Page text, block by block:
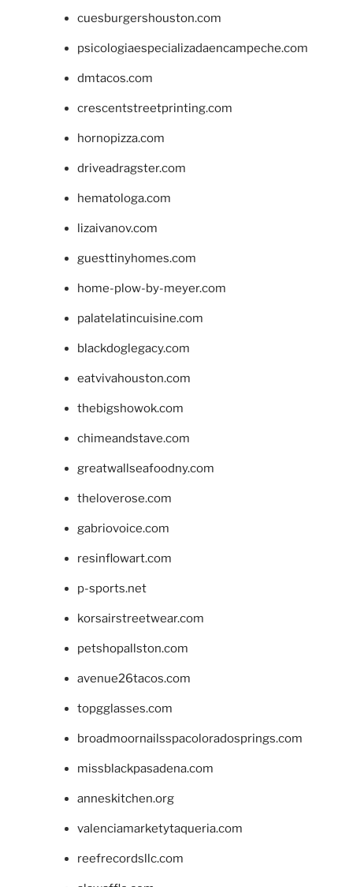
cuesburgershouston.com
psicologiaespecializadaencampeche.com
dmtacos.com
crescentstreetprinting.com
hornopizza.com
driveadragster.com
hematologa.com
lizaivanov.com
guesttinyhomes.com
home-plow-by-meyer.com
palatelatincuisine.com
blackdoglegacy.com
eatvivahouston.com
thebigshowok.com
chimeandstave.com
greatwallseafoodny.com
theloverose.com
gabriovoice.com
resinflowart.com
p-sports.net
korsairstreetwear.com
petshopallston.com
avenue26tacos.com
topgglasses.com
broadmoornailsspacoloradosprings.com
missblackpasadena.com
anneskitchen.org
valenciamarketytaqueria.com
reefrecordsllc.com